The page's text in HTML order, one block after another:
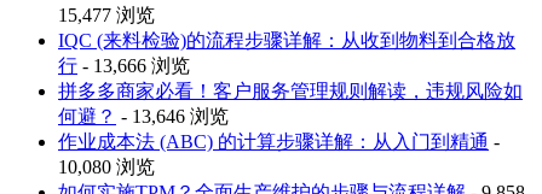
15,477 浏览
IQC (来料检验)的流程步骤详解：从收到物料到合格放
行 - 13,666 浏览
拼多多商家必看！客户服务管理规则解读，违规风险如
何避？ - 13,646 浏览
作业成本法 (ABC) 的计算步骤详解：从入门到精通 -
10,080 浏览